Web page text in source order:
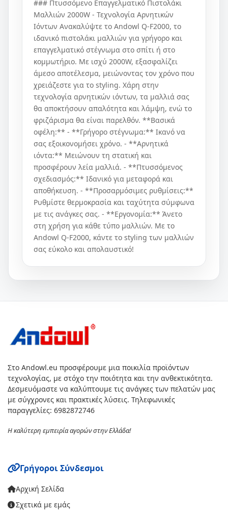
### Πτυσσόμενο Επαγγελματικό Πιστολάκι
Μαλλιών 2000W - Τεχνολογία Αρνητικών
Ιόντων Ανακαλύψτε το Andowl Q-F2000, το
ιδανικό πιστολάκι μαλλιών για γρήγορο και
επαγγελματικό στέγνωμα στο σπίτι ή στο
κομμωτήριο. Με ισχύ 2000W, εξασφαλίζει
άμεσο αποτέλεσμα, μειώνοντας τον χρόνο που
χρειάζεστε για το styling. Χάρη στην
τεχνολογία αρνητικών ιόντων, τα μαλλιά σας
θα αποκτήσουν απαλότητα και λάμψη, ενώ το
φριζάρισμα θα είναι παρελθόν. **Βασικά
οφέλη:** - **Γρήγορο στέγνωμα:** Ικανό να
σας εξοικονομήσει χρόνο. - **Αρνητικά
ιόντα:** Μειώνουν τη στατική και
προσφέρουν λεία μαλλιά. - **Πτυσσόμενος
σχεδιασμός:** Ιδανικό για μεταφορά και
αποθήκευση. - **Προσαρμόσιμες ρυθμίσεις:**
Ρυθμίστε θερμοκρασία και ταχύτητα σύμφωνα
με τις ανάγκες σας. - **Εργονομία:** Άνετο
στη χρήση για κάθε τύπο μαλλιών. Με το
Andowl Q-F2000, κάντε το styling των μαλλιών
σας εύκολο και απολαυστικό!
Στο Andowl.eu προσφέρουμε μια ποικιλία προϊόντων
τεχνολογίας, με στόχο την ποιότητα και την ανθεκτικότητα.
Δεσμευόμαστε να καλύπτουμε τις ανάγκες των πελατών μας
με σύγχρονες και πρακτικές λύσεις. Τηλεφωνικές
παραγγελίες: 6982872746
Η καλύτερη εμπειρία αγορών στην Ελλάδα!
Γρήγοροι Σύνδεσμοι
Αρχική Σελίδα
Σχετικά με εμάς